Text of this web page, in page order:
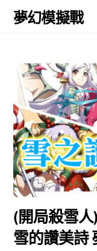
Skip
夢幻模擬戰
(開局殺雪
雪的讚美詩